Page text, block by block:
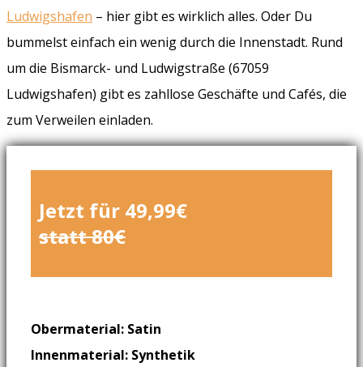
Ludwigshafen – hier gibt es wirklich alles. Oder Du
bummelst einfach ein wenig durch die Innenstadt. Rund
um die Bismarck- und Ludwigstraße (67059
Ludwigshafen) gibt es zahllose Geschäfte und Cafés, die
zum Verweilen einladen.
Jetzt für 49,99€
statt 80€
Obermaterial: Satin
Innenmaterial: Synthetik